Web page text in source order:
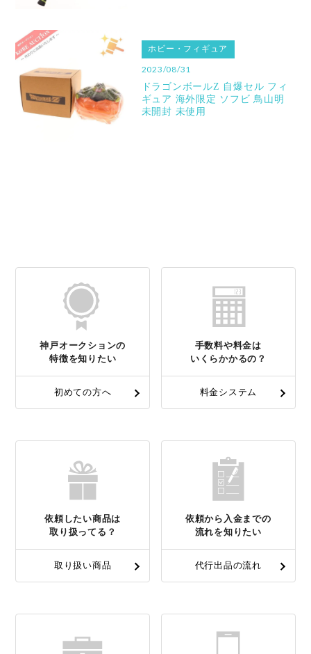
ホビー・フィギュア
2023/08/31
ドラゴンボールZ 自爆セル フィ
ギュア 海外限定 ソフビ 鳥山明
未開封 未使用
神戸オークションの
特徴を知りたい
初めての方へ
手数料や料金は
いくらかかるの？
料金システム
依頼したい商品は
取り扱ってる？
取り扱い商品
依頼から入金までの
流れを知りたい
代行出品の流れ